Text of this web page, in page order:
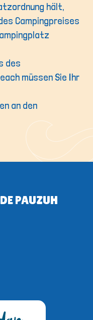
hält,
Campingpreises
des
müssen Sie Ihr
an den
PAUZUH